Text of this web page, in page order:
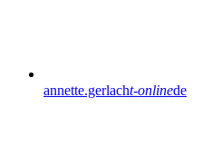
annette.gerlacht-onlinede